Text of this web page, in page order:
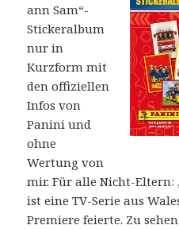
ann Sam“-
Stickeralbum
nur in
Kurzform mit
den offiziellen
Infos von
Panini und
ohne
Wertung von
mir. Für alle Nicht-Eltern:
ist eine TV-Serie aus
Premiere feierte. Zu